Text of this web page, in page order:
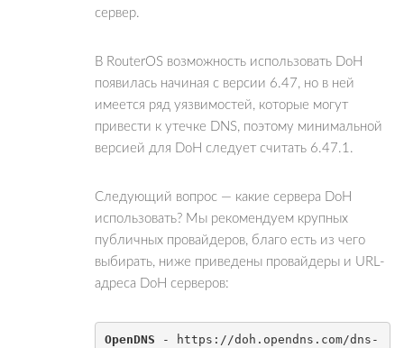
сервер.
В RouterOS возможность использовать DoH
появилась начиная с версии 6.47, но в ней
имеется ряд уязвимостей, которые могут
привести к утечке DNS, поэтому минимальной
версией для DoH следует считать 6.47.1.
Следующий вопрос — какие сервера DoH
использовать? Мы рекомендуем крупных
публичных провайдеров, благо есть из чего
выбирать, ниже приведены провайдеры и URL-
адреса DoH серверов:
OpenDNS - https://doh.opendns.com/dns-